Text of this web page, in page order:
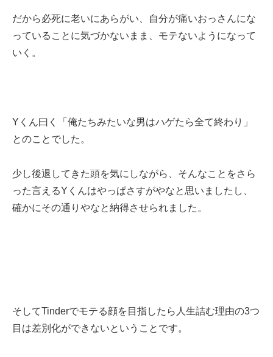
だから必死に老いにあらがい、自分が痛いおっさんにな
っていることに気づかないまま、モテないようになって
いく。
Yくん曰く「俺たちみたいな男はハゲたら全て終わり」
とのことでした。
少し後退してきた頭を気にしながら、そんなことをさら
った言えるYくんはやっぱさすがやなと思いましたし、
確かにその通りやなと納得させられました。
そしてTinderでモテる顔を目指したら人生詰む理由の3つ
目は差別化ができないということです。